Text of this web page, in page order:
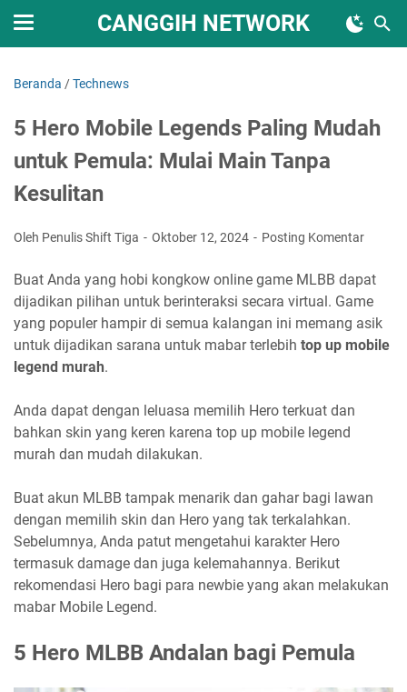
CANGGIH NETWORK
Beranda /Technews
5 Hero Mobile Legends Paling Mudah
untuk Pemula: Mulai Main Tanpa
Kesulitan
Oleh Penulis Shift Tiga Oktober 12, 2024 Posting Komentar
Buat Anda yang hobi kongkow online game MLBB dapat
dijadikan pilihan untuk berinteraksi secara virtual. Game
yang populer hampir di semua kalangan ini memang asik
untuk dijadikan sarana untuk mabar terlebih top up mobile
legend murah.
Anda dapat dengan leluasa memilih Hero terkuat dan
bahkan skin yang keren karena top up mobile legend
murah dan mudah dilakukan.
Buat akun MLBB tampak menarik dan gahar bagi lawan
dengan memilih skin dan Hero yang tak terkalahkan.
Sebelumnya, Anda patut mengetahui karakter Hero
termasuk damage dan juga kelemahannya. Berikut
rekomendasi Hero bagi para newbie yang akan melakukan
mabar Mobile Legend.
5 Hero MLBB Andalan bagi Pemula